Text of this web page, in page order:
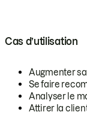
Cas d’utilisation
Augmenter
Se faire
Analyser le
Attirer la